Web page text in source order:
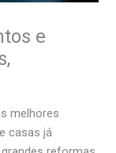
e
melhores
casas já